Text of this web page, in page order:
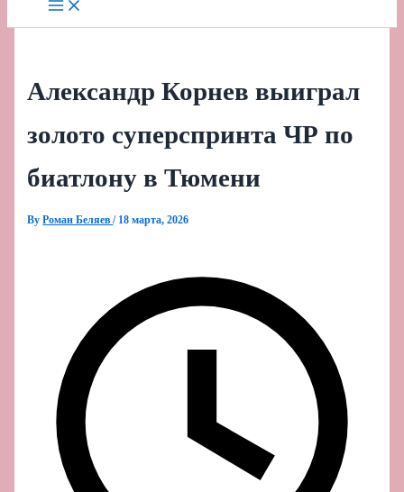
Александр Корнев выиграл
золото суперспринта ЧР по
биатлону в Тюмени
ByРоман Беляев/ 18 марта, 2026